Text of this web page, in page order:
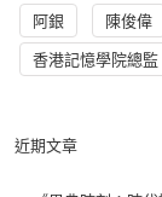
阿銀 陳俊偉
香港記憶學院總監
近期文章